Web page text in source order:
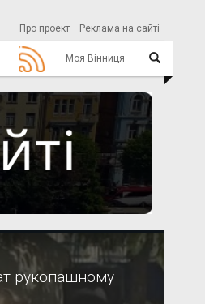
Про проект Реклама на сайті
Моя Вінниця
рукопашному